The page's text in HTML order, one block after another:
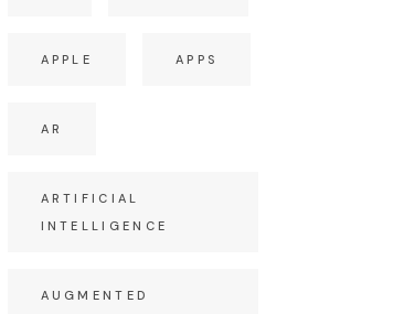
APPLE APPS
AR
ARTIFICIAL
INTELLIGENCE
AUGMENTED